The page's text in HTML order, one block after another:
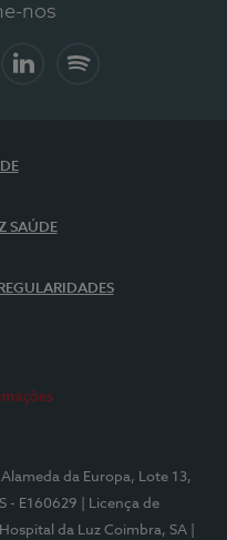
nos
SAÚDE
| Alameda da Europa, Lote 13,
- E160629
| Licença de
Hospital da Luz Coimbra, SA